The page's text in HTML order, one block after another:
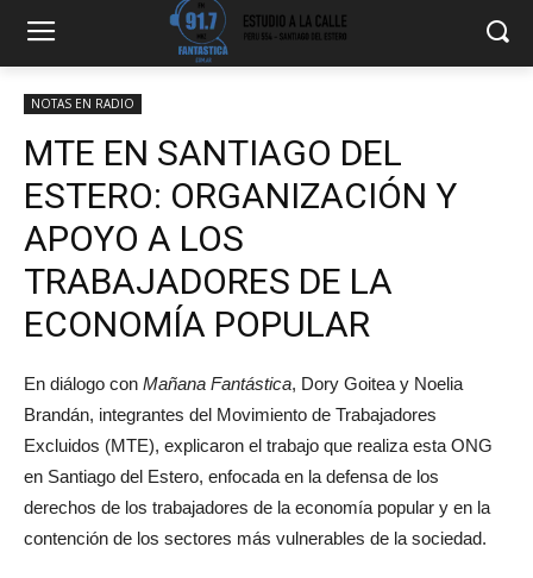
NOTAS EN RADIO
MTE EN SANTIAGO DEL
ESTERO: ORGANIZACIÓN Y
APOYO A LOS
TRABAJADORES DE LA
ECONOMÍA POPULAR
En diálogo con Mañana Fantástica, Dory Goitea y Noelia
Brandán, integrantes del Movimiento de Trabajadores
Excluidos (MTE), explicaron el trabajo que realiza esta ONG
en Santiago del Estero, enfocada en la defensa de los
derechos de los trabajadores de la economía popular y en la
contención de los sectores más vulnerables de la sociedad.